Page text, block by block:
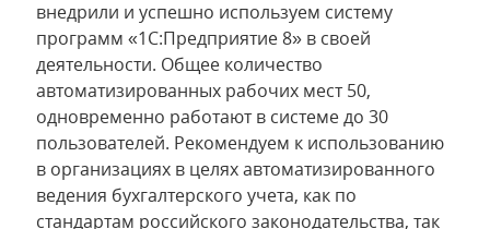
внедрили и успешно используем систему
программ «1С:Предприятие 8» в своей
деятельности. Общее количество
автоматизированных рабочих мест 50,
одновременно работают в системе до 30
пользователей. Рекомендуем к использованию
в организациях в целях автоматизированного
ведения бухгалтерского учета, как по
стандартам российского законодательства, так